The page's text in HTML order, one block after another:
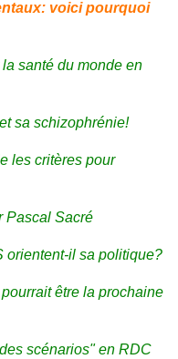
voici pourquoi
santé du monde en
sa schizophrénie!
les critères pour
Pascal Sacré
orientent-il sa politique?
être la prochaine
scénarios" en RDC